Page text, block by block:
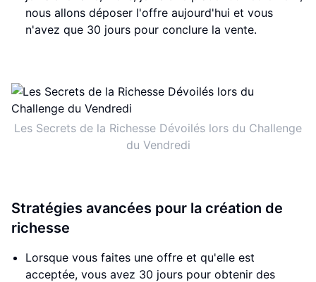
nous allons déposer l'offre aujourd'hui et vous
n'avez que 30 jours pour conclure la vente.
Les Secrets de la Richesse Dévoilés lors du Challenge
du Vendredi
Stratégies avancées pour la création de
richesse
Lorsque vous faites une offre et qu'elle est
acceptée, vous avez 30 jours pour obtenir des